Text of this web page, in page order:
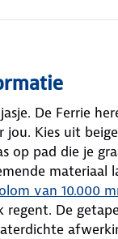
De Ferrie
jou. Kies uit
op pad die je
materiaal
van 10.000
regent. De